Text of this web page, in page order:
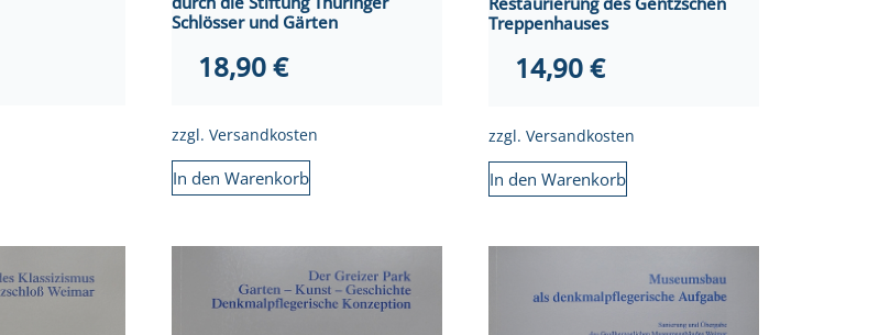
Schlösser und Gärten
18,90€
zzgl. Versandkosten
In den Warenkorb
Treppenhauses
14,90€
zzgl.Versandkosten
In den Warenkorb